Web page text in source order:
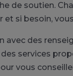
de soutien.
si besoin,
avec des
services
vous